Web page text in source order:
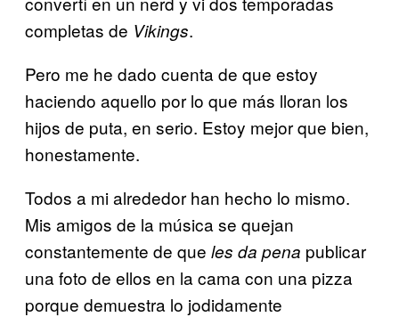
completas de Vikings.
Pero me he dado cuenta de que estoy
haciendo aquello por lo que más lloran los
hijos de puta, en serio. Estoy mejor que bien,
honestamente.
Todos a mi alrededor han hecho lo mismo.
Mis amigos de la música se quejan
constantemente de que les da pena publicar
una foto de ellos en la cama con una pizza
porque demuestra lo jodidamente